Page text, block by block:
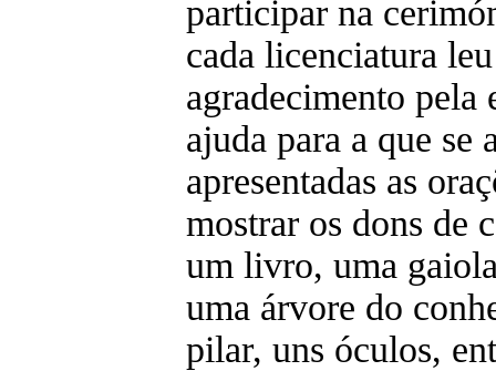
participar na
cada licenciatura
agradecimento pela
ajuda para a que se
apresentadas as
mostrar os dons de
um livro, uma
uma árvore do
pilar, uns óculos,